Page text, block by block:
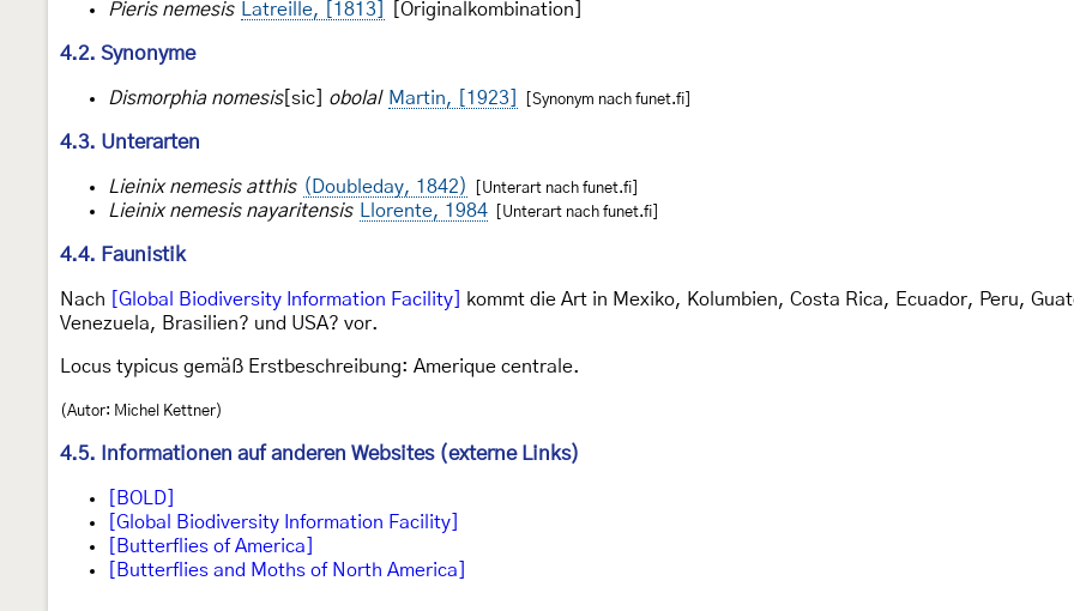
Pieris nemesis Latreille, [1813] [Originalkombination]
4.2. Synonyme
Dismorphia nomesis[sic] obolal Martin, [1923] [Synonym nach funet.fi]
4.3. Unterarten
Lieinix nemesis atthis (Doubleday, 1842) [Unterart nach funet.fi]
Lieinix nemesis nayaritensis Llorente, 1984 [Unterart nach funet.fi]
4.4. Faunistik
Nach [Global Biodiversity Information Facility]
kommt die Art in Mexiko, Kolumbien, Costa Rica, Ecuador, Peru,
Venezuela, Brasilien? und USA? vor.
Locus typicus gemäß Erstbeschreibung: Amerique centrale.
(Autor: Michel Kettner)
4.5. Informationen auf anderen Websites (externe Links)
[BOLD]
[Global Biodiversity Information Facility]
[Butterflies of America]
[Butterflies and Moths of North America]